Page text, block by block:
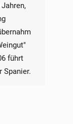
führt
Spanier.